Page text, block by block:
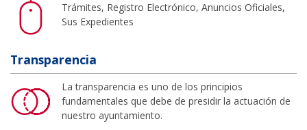
Trámites, Registro Electrónico, Anuncios Oficiales,
Sus Expedientes
Transparencia
La transparencia es uno de los principios
fundamentales que debe de presidir la actuación de
nuestro ayuntamiento.